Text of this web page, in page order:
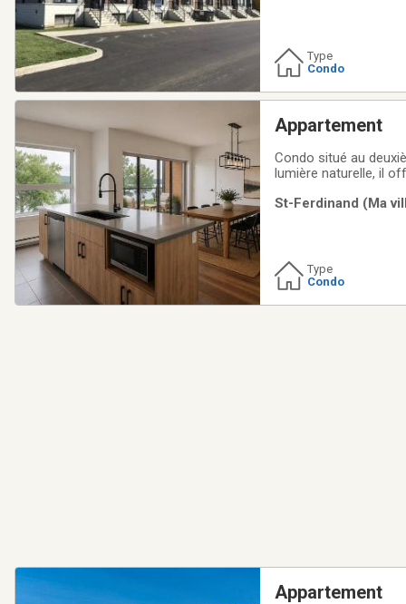
Type
Condo
Appartement
Condo situé au
lumière naturelle, il
intérieur moderne,
St-Ferdinand (Ma
Type
Condo
Appartement